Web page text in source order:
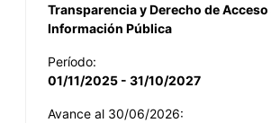
Transparencia y Derecho de Acceso
Información Pública
Período:
01/11/2025 - 31/10/2027
Avance al 30/06/2026: